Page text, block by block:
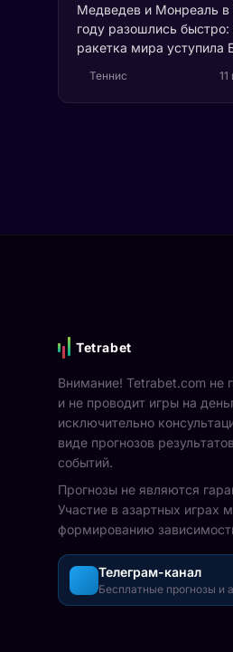
Медведев и Монреаль в
году разошлись быстро:
ракетка мира уступила
минуту. Разбираем, что
Теннис
Tetrabet
Внимание! Tetrabet.com не
и не проводит игры на
исключительно
виде прогнозов
событий.
Прогнозы не являются
Участие в азартных играх
формированию
Телеграм-канал
Бесплатные прогнозы и